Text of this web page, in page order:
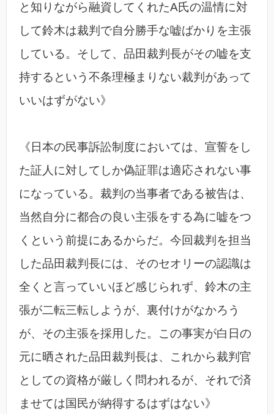
と知りながら融資してくれたA氏の温情に対
して鈴木は裁判で自分勝手な嘘ばかりを主張
している。そして、品田裁判長がその嘘を支
持するという不条理極まりない裁判があって
いいはずがない》
《日本の民事訴訟制度においては、宣誓をし
た証人に対してしか偽証罪は適応されない事
になっている。裁判の当事者である被告は、
当然自分に都合の良い主張をする為に嘘をつ
くという前提にあるからだ。今回裁判を担当
した品田裁判長には、そのセオリーの認識は
全くと言っていいほど感じられず、鈴木の主
張が二転三転しようが、裏付けがなかろう
が、その主張を採用した。この事実が白日の
元に晒された品田裁判長は、これから裁判官
としての資格が厳しく問われるが、それで済
ませては国民が納得するはずはない》